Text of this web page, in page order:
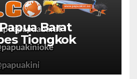
Barat
Tiongkok
Investasi